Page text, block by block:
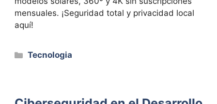
mensuales. ¡Seguridad total y privacidad local
aquí!
Categorías
Tecnologia